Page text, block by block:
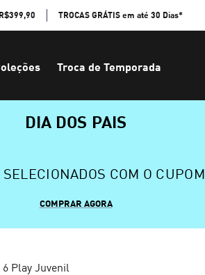
TROCAS GRÁTIS em até 30 Dias*
Troca de Temporada
DIA DOS PAIS
COM O CUPOM
COMPRAR AGORA
Play Juvenil